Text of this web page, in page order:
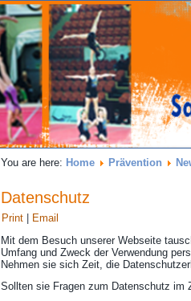
You are here: Home Prävention
Datenschutz
Print
Email
Mit dem Besuch unserer Webseite
Umfang und Zweck der Verwendung
Nehmen sie sich Zeit, die
Sollten sie Fragen zum Datenschutz im